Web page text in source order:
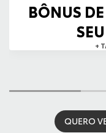
BÔNUS
+
QUERO